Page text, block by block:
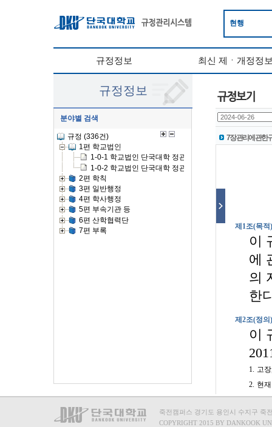
현행
규정정보 최신 제ㆍ개정정
규정정보
분야별 검색
7장 관리에 관한
죽전캠퍼스 경기도 용인시 수지구 죽
COPYRIGHT 2015 BY DANKOOK